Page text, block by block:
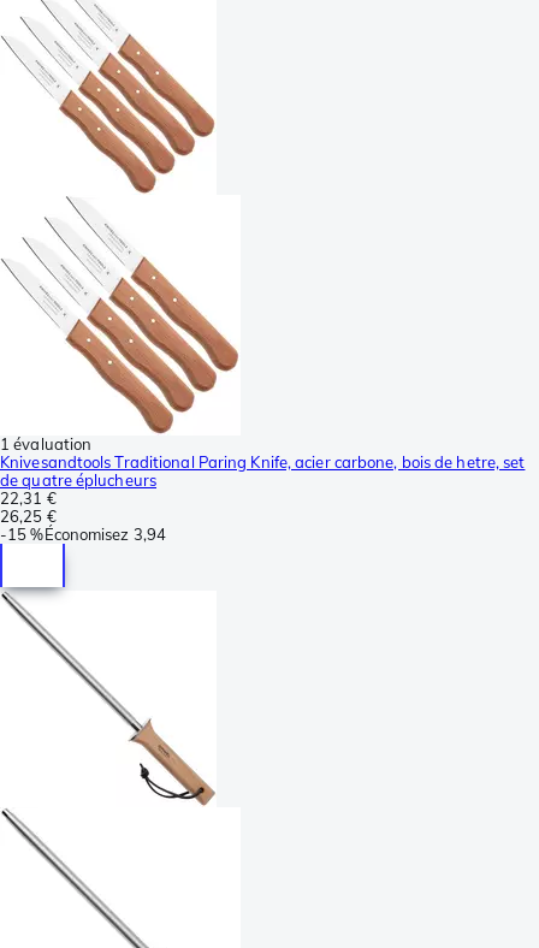
1 évaluation
Knivesandtools Traditional Paring Knife, acier carbone, bois de hetre, set
de quatre éplucheurs
22,31 €
26,25 €
-15 %Économisez 3,94